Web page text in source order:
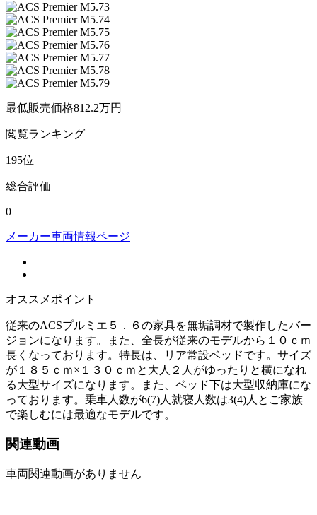
最低販売価格812.2万円
閲覧ランキング
195位
総合評価
0
メーカー車両情報ページ
オススメポイント
従来のACSプルミエ５．６の家具を無垢調材で製作したバー
ジョンになります。また、全長が従来のモデルから１０ｃｍ
長くなっております。特長は、リア常設ベッドです。サイズ
が１８５ｃｍ×１３０ｃｍと大人２人がゆったりと横になれ
る大型サイズになります。また、ベッド下は大型収納庫にな
っております。乗車人数が6(7)人就寝人数は3(4)人とご家族
で楽しむには最適なモデルです。
関連動画
車両関連動画がありません